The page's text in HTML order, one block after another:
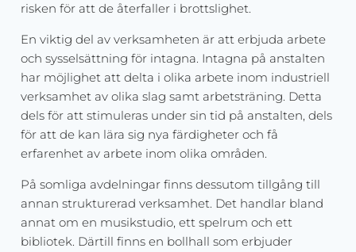
risken för att de återfaller i brottslighet.
En viktig del av verksamheten är att erbjuda arbete
och sysselsättning för intagna. Intagna på anstalten
har möjlighet att delta i olika arbete inom industriell
verksamhet av olika slag samt arbetsträning. Detta
dels för att stimuleras under sin tid på anstalten, dels
för att de kan lära sig nya färdigheter och få
erfarenhet av arbete inom olika områden.
På somliga avdelningar finns dessutom tillgång till
annan strukturerad verksamhet. Det handlar bland
annat om en musikstudio, ett spelrum och ett
bibliotek. Därtill finns en bollhall som erbjuder